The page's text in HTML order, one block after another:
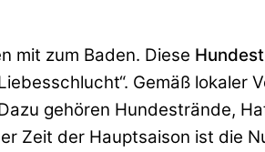
mit zum Baden. Diese
Gemäß lokaler
gehören Hundestrände,
Zeit der Hauptsaison ist die